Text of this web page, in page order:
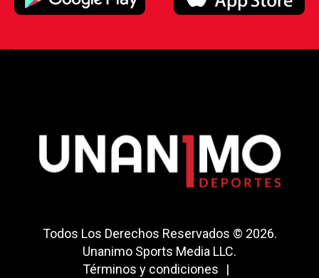
Todos Los Derechos Reservados © 2026.
Unanimo Sports Media LLC.
Términos y condiciones